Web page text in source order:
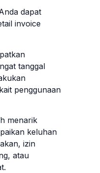
dapat
invoice
tanggal
penggunaan
menarik
keluhan
izin
atau